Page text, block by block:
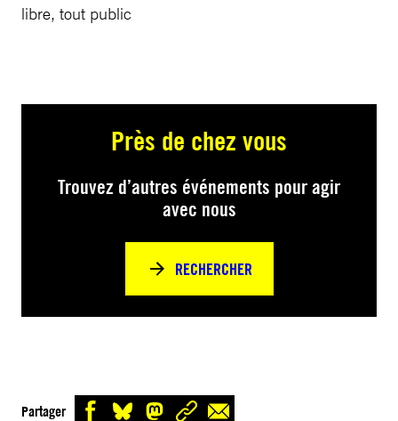
libre, tout public
Près de chez vous
Trouvez d’autres événements pour agir
avec nous
RECHERCHER
Partager